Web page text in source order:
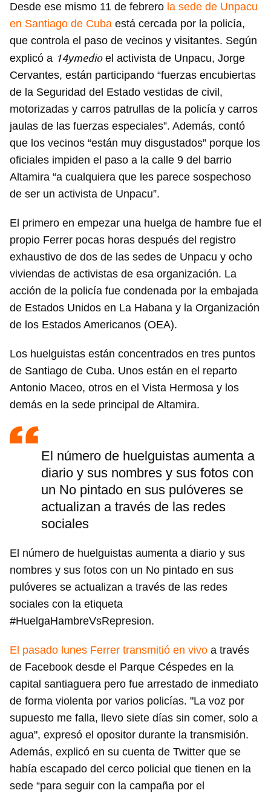
Desde ese mismo 11 de febrero la sede de Unpacu
en Santiago de Cuba está cercada por la policía,
que controla el paso de vecinos y visitantes. Según
explicó a 14ymedioel activista de Unpacu, Jorge
Cervantes, están participando “fuerzas encubiertas
de la Seguridad del Estado vestidas de civil,
motorizadas y carros patrullas de la policía y carros
jaulas de las fuerzas especiales”. Además, contó
que los vecinos “están muy disgustados” porque los
oficiales impiden el paso a la calle 9 del barrio
Altamira “a cualquiera que les parece sospechoso
de ser un activista de Unpacu”.
El primero en empezar una huelga de hambre fue el
propio Ferrer pocas horas después del registro
exhaustivo de dos de las sedes de Unpacu y ocho
viviendas de activistas de esa organización. La
acción de la policía fue condenada por la embajada
de Estados Unidos en La Habana y la Organización
de los Estados Americanos (OEA).
Los huelguistas están concentrados en tres puntos
de Santiago de Cuba. Unos están en el reparto
Antonio Maceo, otros en el Vista Hermosa y los
demás en la sede principal de Altamira.
El número de huelguistas aumenta a
diario y sus nombres y sus fotos con
un No pintado en sus pulóveres se
actualizan a través de las redes
sociales
El número de huelguistas aumenta a diario y sus
nombres y sus fotos con un No pintado en sus
pulóveres se actualizan a través de las redes
sociales con la etiqueta
#HuelgaHambreVsRepresion.
El pasado lunes Ferrer transmitió en vivo a través
de Facebook desde el Parque Céspedes en la
capital santiaguera pero fue arrestado de inmediato
de forma violenta por varios policías. "La voz por
supuesto me falla, llevo siete días sin comer, solo a
agua", expresó el opositor durante la transmisión.
Además, explicó en su cuenta de Twitter que se
había escapado del cerco policial que tienen en la
sede “para seguir con la campaña por el